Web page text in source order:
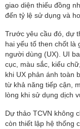
giao diện thiếu đồng
đến tỷ lệ sử dụng và
Trước yêu cầu đó, dự
hai yếu tố then chốt là
người dùng (UX). UI
cục, màu sắc, kiểu
khi UX phản ánh toàn
từ khả năng tiếp cận,
lòng khi sử dụng dịch
Dự thảo TCVN không
còn thiết lập hệ thống